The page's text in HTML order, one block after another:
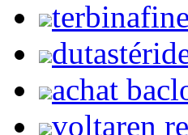
achat
voltaren